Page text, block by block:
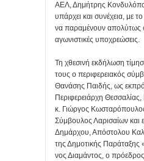
ΑΕΛ, Δημήτρης
υπάρχει και συνέχεια, με
να παραμένουν απολύτως
αγωνιστικές υποχρεώσεις.
Τη χθεσινή εκδήλωση
τους ο περιφερειακός
Θανάσης Παιδής, ως
Περιφερειάρχη
κ. Γιώργος
Σύμβουλος Λαρισαίων
Δημάρχου, Απόστολου
της Δημοτικής
νος Διαμάντος, ο